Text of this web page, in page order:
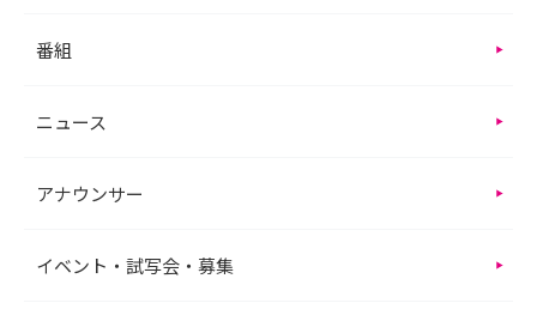
番組
ニュース
アナウンサー
イベント・試写会・募集